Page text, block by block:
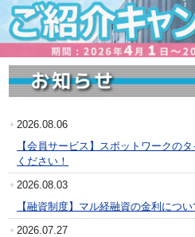
2026.08.06
【会員サービス】スポットワークの
ください！
2026.08.03
【融資制度】マル経融資の金利につい
2026.07.27